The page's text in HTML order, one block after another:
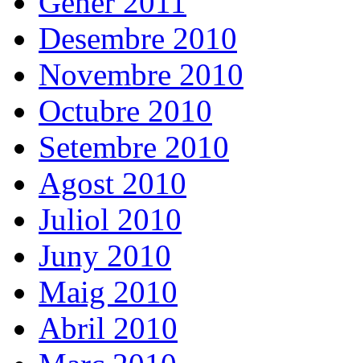
Desembre 2010
Novembre 2010
Octubre 2010
Setembre 2010
Agost 2010
Juliol 2010
Juny 2010
Maig 2010
Abril 2010